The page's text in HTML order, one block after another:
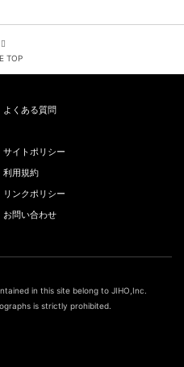
TOP
よくある質問
サイトポリシー
利用規約
リンクポリシー
お問い合わせ
in this site belong to JIHO,Inc.
is strictly prohibited.